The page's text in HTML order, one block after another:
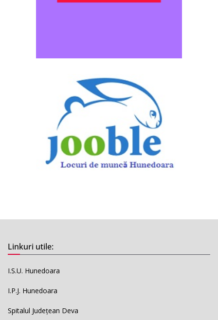
Linkuri utile:
I.S.U. Hunedoara
I.P.J. Hunedoara
Spitalul Județean Deva